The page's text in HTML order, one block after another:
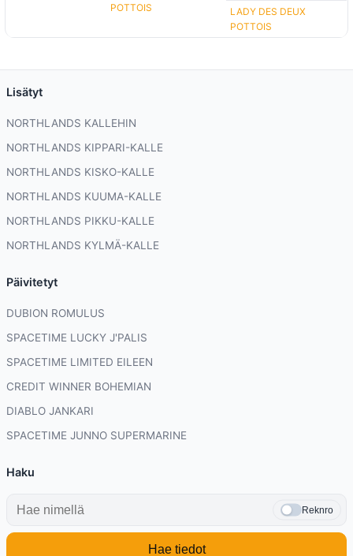
POTTOIS
LADY DES DEUX
POTTOIS
Lisätyt
NORTHLANDS KALLEHIN
NORTHLANDS KIPPARI-KALLE
NORTHLANDS KISKO-KALLE
NORTHLANDS KUUMA-KALLE
NORTHLANDS PIKKU-KALLE
NORTHLANDS KYLMÄ-KALLE
Päivitetyt
DUBION ROMULUS
SPACETIME LUCKY J'PALIS
SPACETIME LIMITED EILEEN
CREDIT WINNER BOHEMIAN
DIABLO JANKARI
SPACETIME JUNNO SUPERMARINE
Haku
Reknro
Hae tiedot